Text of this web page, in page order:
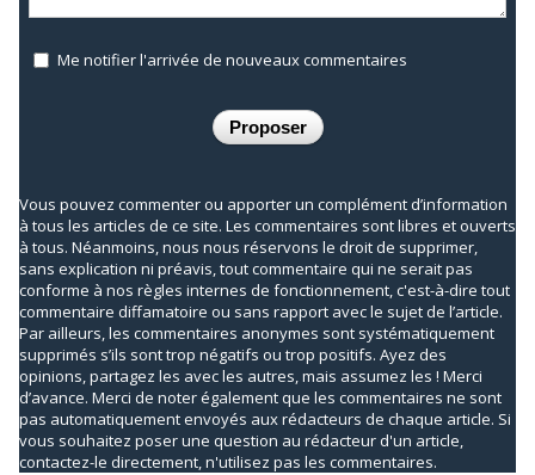
Me notifier l'arrivée de nouveaux commentaires
Vous pouvez commenter ou apporter un complément d’information
à tous les articles de ce site. Les commentaires sont libres et ouverts
à tous. Néanmoins, nous nous réservons le droit de supprimer,
sans explication ni préavis, tout commentaire qui ne serait pas
conforme à nos règles internes de fonctionnement, c'est-à-dire tout
commentaire diffamatoire ou sans rapport avec le sujet de l’article.
Par ailleurs, les commentaires anonymes sont systématiquement
supprimés s’ils sont trop négatifs ou trop positifs. Ayez des
opinions, partagez les avec les autres, mais assumez les ! Merci
d’avance. Merci de noter également que les commentaires ne sont
pas automatiquement envoyés aux rédacteurs de chaque article. Si
vous souhaitez poser une question au rédacteur d'un article,
contactez-le directement, n'utilisez pas les commentaires.